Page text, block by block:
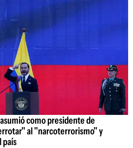
como presidente de
al "narcoterrorismo" y
país